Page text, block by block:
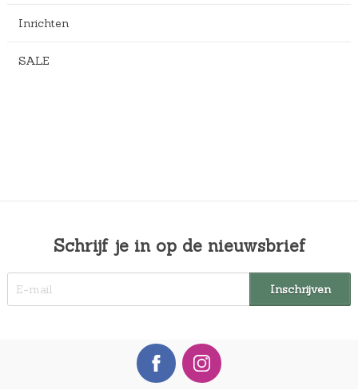
Inrichten
SALE
Schrijf je in op de nieuwsbrief